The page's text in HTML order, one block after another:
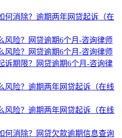
何消除？逾期两年网贷起诉（在
风险？网贷逾期6个月-咨询律师
风险？网贷逾期6个月-咨询律师
诉期限？网贷逾期6个月-咨询律
风险？逾期两年网贷起诉（在线
风险？逾期两年网贷起诉（在线
何消除？网贷欠款逾期信息查询